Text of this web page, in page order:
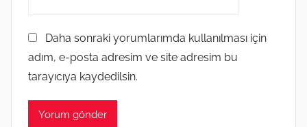
Daha sonraki yorumlarımda kullanılması için
adım, e-posta adresim ve site adresim bu
tarayıcıya kaydedilsin.